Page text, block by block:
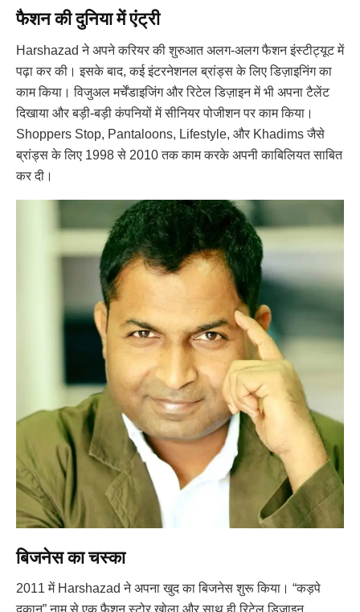
फैशन की दुनिया में एंट्री
Harshazad ने अपने करियर की शुरुआत अलग-अलग फैशन इंस्टीट्यूट में
पढ़ा कर की। इसके बाद, कई इंटरनेशनल ब्रांड्स के लिए डिज़ाइनिंग का
काम किया। विजुअल मर्चेंडाइजिंग और रिटेल डिज़ाइन में भी अपना टैलेंट
दिखाया और बड़ी-बड़ी कंपनियों में सीनियर पोजीशन पर काम किया।
Shoppers Stop, Pantaloons, Lifestyle, और Khadims जैसे
ब्रांड्स के लिए 1998 से 2010 तक काम करके अपनी काबिलियत साबित
कर दी।
बिजनेस का चस्का
2011 में Harshazad ने अपना खुद का बिजनेस शुरू किया। “कड़पे